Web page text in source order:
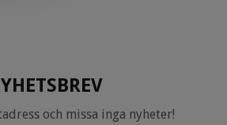
och missa inga nyheter!